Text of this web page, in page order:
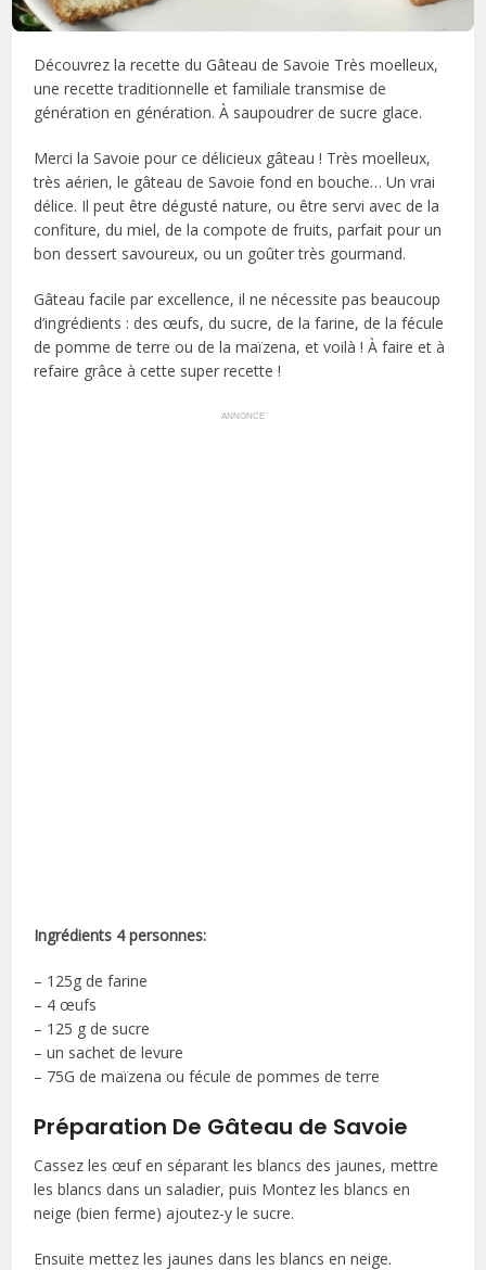
Découvrez la recette du Gâteau de Savoie Très moelleux,
une recette traditionnelle et familiale transmise de
génération en génération. À saupoudrer de sucre glace.
Merci la Savoie pour ce délicieux gâteau ! Très moelleux,
très aérien, le gâteau de Savoie fond en bouche… Un vrai
délice. Il peut être dégusté nature, ou être servi avec de la
confiture, du miel, de la compote de fruits, parfait pour un
bon dessert savoureux, ou un goûter très gourmand.
Gâteau facile par excellence, il ne nécessite pas beaucoup
d’ingrédients : des œufs, du sucre, de la farine, de la fécule
de pomme de terre ou de la maïzena, et voilà ! À faire et à
refaire grâce à cette super recette !
ANNONCE
Ingrédients 4 personnes:
– 125g de farine
– 4 œufs
– 125 g de sucre
– un sachet de levure
– 75G de maïzena ou fécule de pommes de terre
Préparation De Gâteau de Savoie
Cassez les œuf en séparant les blancs des jaunes, mettre
les blancs dans un saladier, puis Montez les blancs en
neige (bien ferme) ajoutez-y le sucre.
Ensuite mettez les jaunes dans les blancs en neige.